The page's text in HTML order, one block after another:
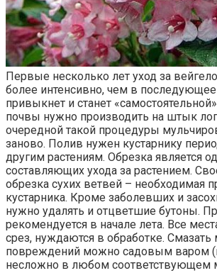
Первые несколько лет уход за
более интенсивно, чем в
привыкнет и станет
почвы нужно производить на штык
очередной такой процедуры
заново. Полив нужен кустарнику
другим растениям. Обрезка является
составляющих ухода за растением.
обрезка сухих ветвей – необходимая
кустарника. Кроме заболевших и
нужно удалять и отцветшие бутоны.
рекомендуется в начале лета. Все
срез, нуждаются в обработке. Смазать
повреждений можно садовым варом
несложно в любом соответствующем